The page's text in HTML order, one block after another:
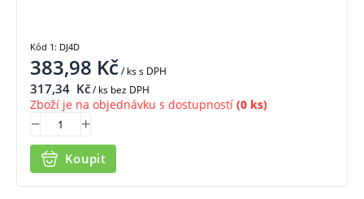
383,98 Kč/ kss DPH
317,34 Kč/ ks bez DPH
Zboží je na objednávku s dostupností (0 ks)
Koupit
Kód 1: DJ4D